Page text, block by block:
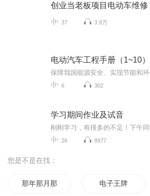
创业当老板项目电动车维修
37 3.9万
电动汽车工程手册（1~10）
6 302
学习期间作业及试音
26 8977
您是不是在找：
那年那月那时节 电子王牌